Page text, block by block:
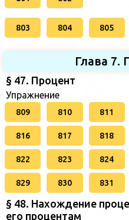
803 804 805
Глава
§ 47. Процент
Упражнение
809 810 811
816 817 818
822 823 824
829 830 831
§ 48. Нахождение
его процентам